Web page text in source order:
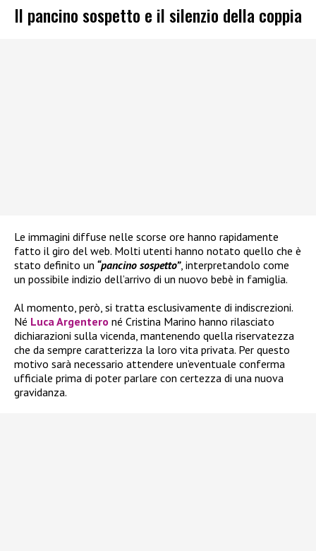
Il pancino sospetto e il silenzio della coppia
Le immagini diffuse nelle scorse ore hanno rapidamente
fatto il giro del web. Molti utenti hanno notato quello che è
stato definito un “pancino sospetto”, interpretandolo come
un possibile indizio dell’arrivo di un nuovo bebè in famiglia.
Al momento, però, si tratta esclusivamente di indiscrezioni.
Né Luca Argentero né Cristina Marino hanno rilasciato
dichiarazioni sulla vicenda, mantenendo quella riservatezza
che da sempre caratterizza la loro vita privata. Per questo
motivo sarà necessario attendere un’eventuale conferma
ufficiale prima di poter parlare con certezza di una nuova
gravidanza.